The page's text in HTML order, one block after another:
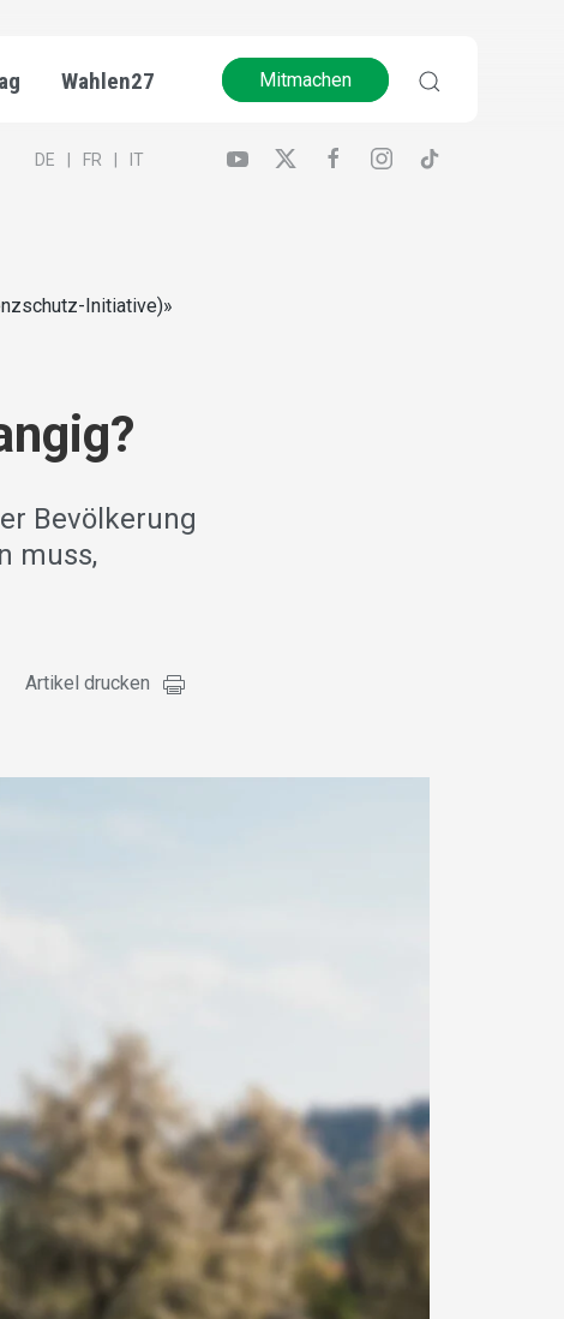
Wahlen27 Mitmachen
DE FR IT
Initiative)»
Bevölkerung
muss,
Artikel drucken